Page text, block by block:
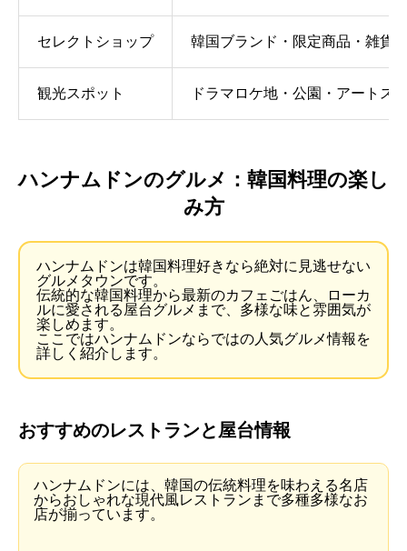
セレクトショップ 韓国ブランド・限定商品・雑貨
観光スポット ドラマロケ地・公園・アートス
ハンナムドンのグルメ：韓国料理の楽し
み方
ハンナムドンは韓国料理好きなら絶対に見逃せない
グルメタウンです。
伝統的な韓国料理から最新のカフェごはん、ローカ
ルに愛される屋台グルメまで、多様な味と雰囲気が
楽しめます。
ここではハンナムドンならではの人気グルメ情報を
詳しく紹介します。
おすすめのレストランと屋台情報
ハンナムドンには、韓国の伝統料理を味わえる名店
からおしゃれな現代風レストランまで多種多様なお
店が揃っています。